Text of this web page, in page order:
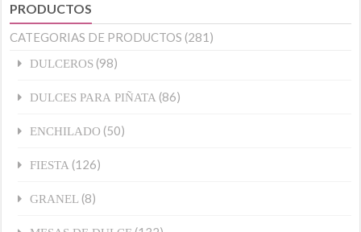
PRODUCTOS
CATEGORIAS DE PRODUCTOS (281)
DULCEROS (98)
DULCES PARA PIÑATA (86)
ENCHILADO (50)
FIESTA (126)
GRANEL (8)